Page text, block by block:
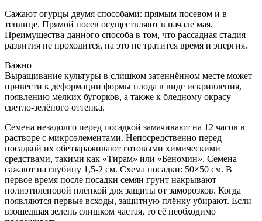
Сажают огурцы двумя способами: прямым посевом и в
теплице. Прямой посев осуществляют в начале мая.
Преимущества данного способа в том, что рассадная стадия
развития не проходится, на это не тратится время и энергия.
Важно
Выращивание культуры в слишком затеннённом месте может
привести к деформации формы плода в виде искривления,
появлению мелких бугорков, а также к бледному окрасу
светло-зелёного оттенка.
Семена незадолго перед посадкой замачивают на 12 часов в
растворе с микроэлементами. Непосредственно перед
посадкой их обеззараживают готовыми химическими
средствами, такими как «Тирам» или «Беномин». Семена
сажают на глубину 1,5-2 см. Схема посадки: 50×50 см. В
первое время после посадки семян грунт накрывают
полиэтиленовой плёнкой для защиты от заморозков. Когда
появляются первые всходы, защитную плёнку убирают. Если
взошедшая зелень слишком частая, то её необходимо